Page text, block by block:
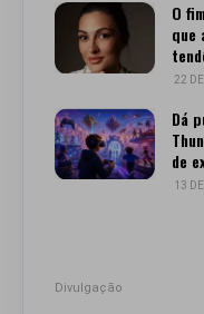
O
que
22
Dá
de
13
Divulgação